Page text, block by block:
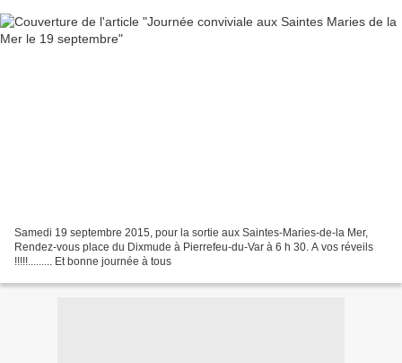
Samedi 19 septembre 2015, pour la sortie aux Saintes-Maries-de-la Mer,
Rendez-vous place du Dixmude à Pierrefeu-du-Var à 6 h 30. A vos réveils
!!!!!......... Et bonne journée à tous